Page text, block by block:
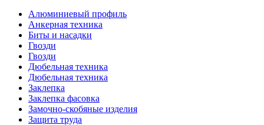
Алюминиевый профиль
Анкерная техника
Биты и насадки
Гвозди
Гвозди
Дюбельная техника
Дюбельная техника
Заклепка
Заклепка фасовка
Замочно-скобяные изделия
Защита труда